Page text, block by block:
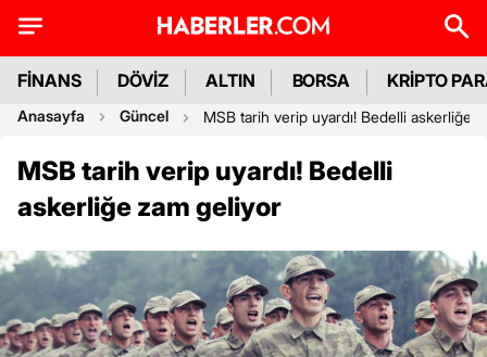
FİNANS DÖVİZ ALTIN BORSA KRİPTO
Anasayfa Güncel MSB tarih verip uyardı! Bedelli askerliğe
MSB tarih verip uyardı! Bedelli
askerliğe zam geliyor